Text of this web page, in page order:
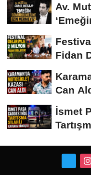
Av.
Fidan
Can
İsmet